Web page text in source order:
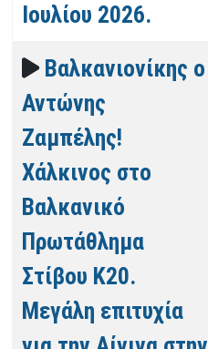
Ιουλίου 2026.
Βαλκανιονίκης ο
Αντώνης
Ζαμπέλης!
Χάλκινος στο
Βαλκανικό
Πρωτάθλημα
Στίβου Κ20.
Μεγάλη επιτυχία